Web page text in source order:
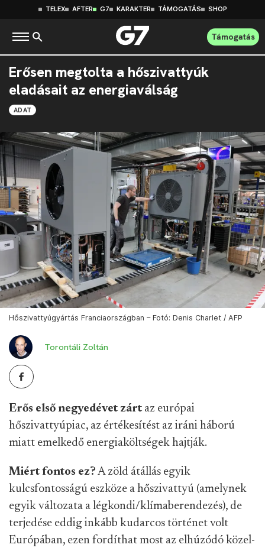
TELEX AFTER G7 KARAKTER TÁMOGATÁS SHOP
Támogatás
Erősen megtolta a hőszivattyúk
eladásait az energiaválság
ADAT
Hőszivattyúgyártás Franciaországban – Fotó: Denis Charlet / AFP
Torontáli Zoltán
Erős első negyedévet zárt az európai
hőszivattyúpiac, az értékesítést az iráni háború
miatt emelkedő energiaköltségek hajtják.
Miért fontos ez? A zöld átállás egyik
kulcsfontosságú eszköze a hőszivattyú (amelynek
egyik változata a légkondi/klímaberendezés), de
terjedése eddig inkább kudarcos történet volt
Európában, ezen fordíthat most az elhúzódó közel-